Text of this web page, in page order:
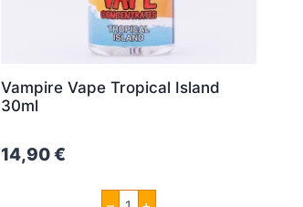
Vampire Vape Tropical Island
30ml
14,90€
Vampire